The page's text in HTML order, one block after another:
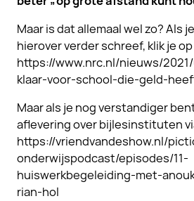
Maar is dat allemaal wel zo? Als
hierover verder schreef, klik je
https://www.nrc.nl/nieuws/
klaar-voor-school-die-geld-
Maar als je nog verstandiger
aflevering over bijlesinstituten
https://vriendvandeshow.nl/
onderwijspodcast/episodes/11-
huiswerkbegeleiding-met-
rian-hol